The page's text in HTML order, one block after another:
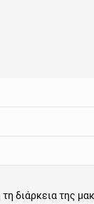
διάρκεια της